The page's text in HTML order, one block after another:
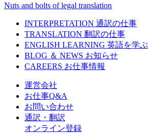
Nuts and bolts of legal translation
INTERPRETATION 通訳の仕事
TRANSLATION 翻訳の仕事
ENGLISH LEARNING 英語を学ぶ
BLOG ＆ NEWS お知らせ
CAREERS お仕事情報
運営会社
お仕事Q&A
お問い合わせ
通訳・翻訳
オンライン登録